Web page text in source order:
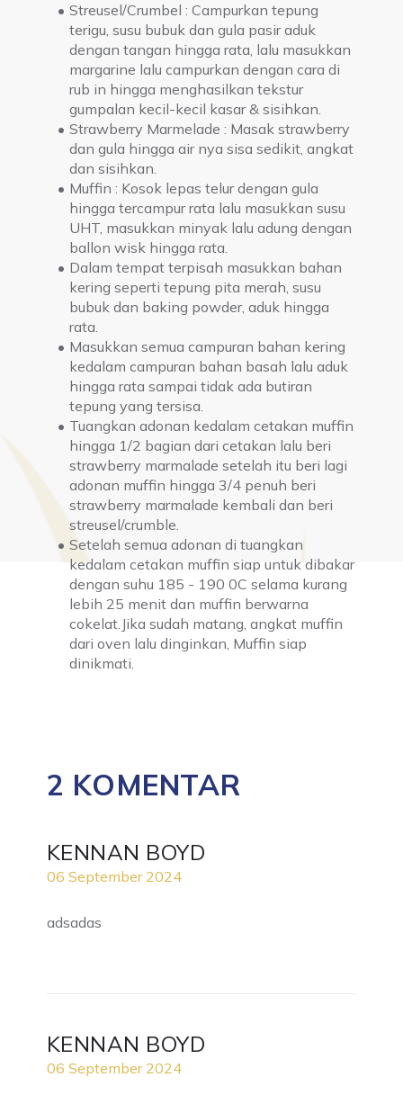
Streusel/Crumbel : Campurkan tepung
terigu, susu bubuk dan gula pasir aduk
dengan tangan hingga rata, lalu masukkan
margarine lalu campurkan dengan cara di
rub in hingga menghasilkan tekstur
gumpalan kecil-kecil kasar & sisihkan.
Strawberry Marmelade : Masak strawberry
dan gula hingga air nya sisa sedikit, angkat
dan sisihkan.
Muffin : Kosok lepas telur dengan gula
hingga tercampur rata lalu masukkan susu
UHT, masukkan minyak lalu adung dengan
ballon wisk hingga rata.
Dalam tempat terpisah masukkan bahan
kering seperti tepung pita merah, susu
bubuk dan baking powder, aduk hingga
rata.
Masukkan semua campuran bahan kering
kedalam campuran bahan basah lalu aduk
hingga rata sampai tidak ada butiran
tepung yang tersisa.
Tuangkan adonan kedalam cetakan muffin
hingga 1/2 bagian dari cetakan lalu beri
strawberry marmalade setelah itu beri lagi
adonan muffin hingga 3/4 penuh beri
strawberry marmalade kembali dan beri
streusel/crumble.
Setelah semua adonan di tuangkan
kedalam cetakan muffin siap untuk dibakar
dengan suhu 185 - 190 0C selama kurang
lebih 25 menit dan muffin berwarna
cokelat.Jika sudah matang, angkat muffin
dari oven lalu dinginkan, Muffin siap
dinikmati.
2 KOMENTAR
KENNAN BOYD
06 September 2024
adsadas
KENNAN BOYD
06 September 2024